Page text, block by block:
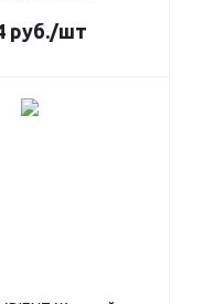
руб./шт